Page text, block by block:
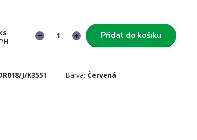
Přidat do košíku
J/K3551 Barva: Červená